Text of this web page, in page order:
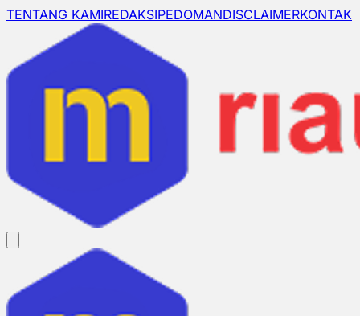
TENTANG KAMIREDAKSIPEDOMANDISCLAIMERKONTAK